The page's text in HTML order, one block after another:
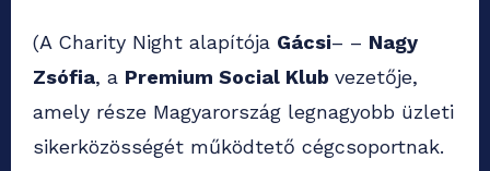
(A Charity Night alapítója Gácsi– – Nagy
Zsófia, a Premium Social Klub vezetője,
amely része Magyarország legnagyobb üzleti
sikerközösségét működtető cégcsoportnak.